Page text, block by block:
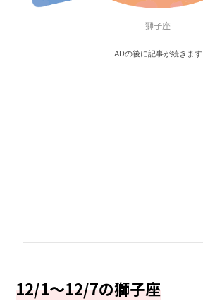
獅子座
ADの後に記事が続きます
12/1～12/7の獅子座